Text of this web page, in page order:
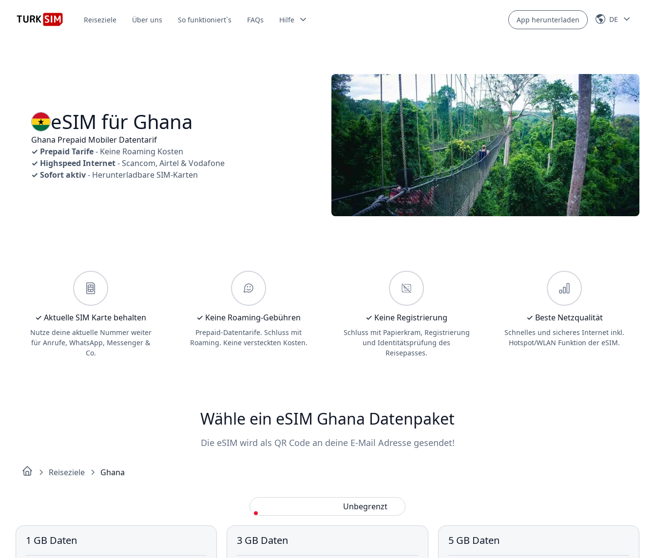
Reiseziele Über uns So funktioniert`s FAQs Hilfe App herunterladen DE
eSIM für Ghana
Ghana Prepaid Mobiler Datentarif
✓ Prepaid Tarife- Keine Roaming Kosten
✓ Highspeed Internet- Scancom, Airtel & Vodafone
✓ Sofort aktiv- Herunterladbare SIM-Karten
✓ Aktuelle SIM Karte behalten
Nutze deine aktuelle Nummer weiter
für Anrufe, WhatsApp, Messenger &
Co.
✓ Keine Roaming-Gebühren
Prepaid-Datentarife. Schluss mit
Roaming. Keine versteckten Kosten.
✓ Keine Registrierung
Schluss mit Papierkram, Registrierung
und Identitätsprüfung des
Reisepasses.
✓ Beste Netzqualität
Schnelles und sicheres Internet inkl.
Hotspot/WLAN Funktion der eSIM.
Wähle ein eSIM Ghana Datenpaket
Die eSIM wird als QR Code an deine E-Mail Adresse gesendet!
Reiseziele Ghana
Unbegrenzt
1 GB Daten 3 GB Daten 5 GB Daten